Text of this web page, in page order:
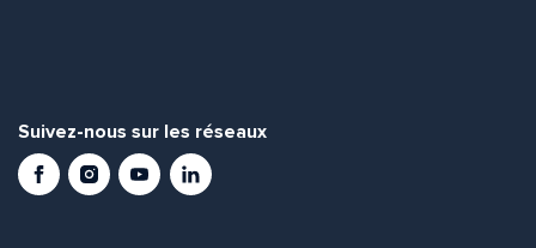
Suivez-nous sur les réseaux
FacebookInstagramYoutubeLinkedIn